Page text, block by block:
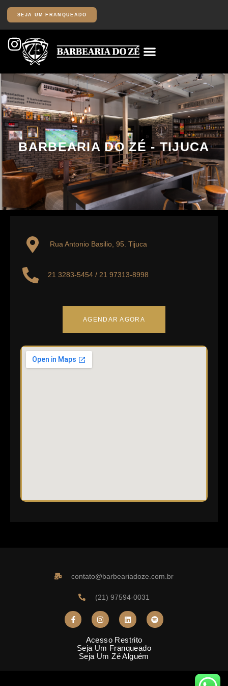
SEJA UM FRANQUEADO
BARBEARIA DO ZÉ - TIJUCA
Rua Antonio Basilio, 95. Tijuca
21 3283-5454 / 21 97313-8998
AGENDAR AGORA
contato@barbeariadoze.com.br
(21) 97594-0031
Acesso Restrito
Seja Um Franqueado
Seja Um Zé Alguém